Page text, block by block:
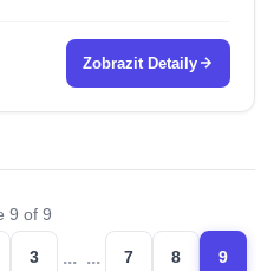
Zobrazit Detaily
9 of 9
3 ... ... 7 8 9